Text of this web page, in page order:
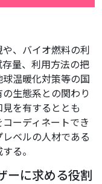
、バイオ燃料の利
量、利用方法の把
温暖化対策等の国
生態系との関わり
を有するととも
ーディネートでき
ベルの人材である
る。
ーに求める役割